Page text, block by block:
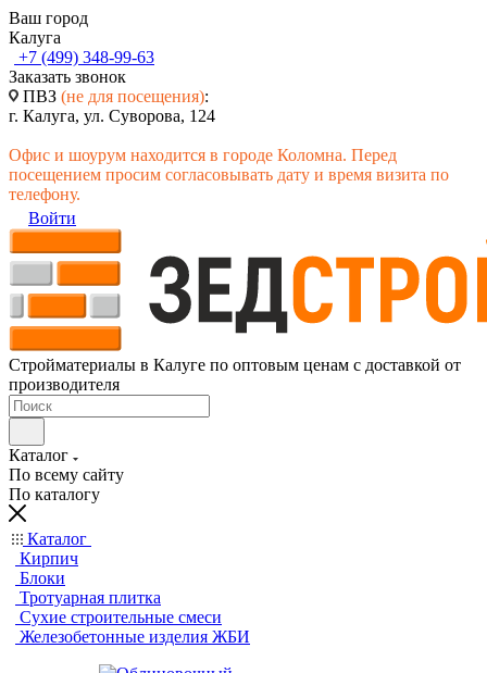
Ваш город
Калуга
+7 (499) 348-99-63
Заказать звонок
ПВЗ (не для посещения):
г. Калуга, ул. Суворова, 124
Офис и шоурум находится в городе Коломна. Перед
посещением просим согласовывать дату и время визита по
телефону.
Войти
Стройматериалы в Калуге по оптовым ценам с доставкой от
производителя
Каталог
По всему сайту
По каталогу
Каталог
Кирпич
Блоки
Тротуарная плитка
Сухие строительные смеси
Железобетонные изделия ЖБИ